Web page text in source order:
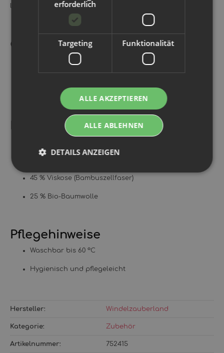
langlebig.
Größe
30 cm x 15 cm
– passend für alle gängigen
Einfach einlegbar und sofort einsatzbereit
45 % Viskose (Bambuszellfaser)
25 % Bio-Baumwolle
Pflegehinweise
Waschbar bis 60 °C
Hygienisch und pflegeleicht
Hersteller: Windelzauberland
Kategorie: Zubehör
Artikelnummer: 752415
erforderlich
Targeting Funktionalität
ALLE AKZEPTIEREN
ALLE ABLEHNEN
DETAILS ANZEIGEN